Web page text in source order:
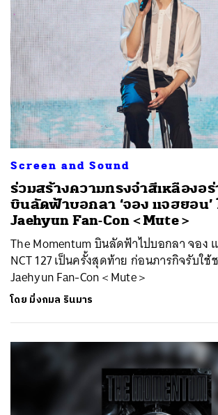
Screen and Sound
ร่วมสร้างความทรงจำสีเหลืองอ
บินลัดฟ้าบอกลา ‘จอง แจฮยอน’
Jaehyun Fan-Con＜Mute＞
The Momentum บินลัดฟ้าไปบอกลา จอง
NCT 127 เป็นครั้งสุดท้าย ก่อนภารกิจรับใช้
Jaehyun Fan-Con＜Mute＞
โดย มิ่งกมล รินมาร